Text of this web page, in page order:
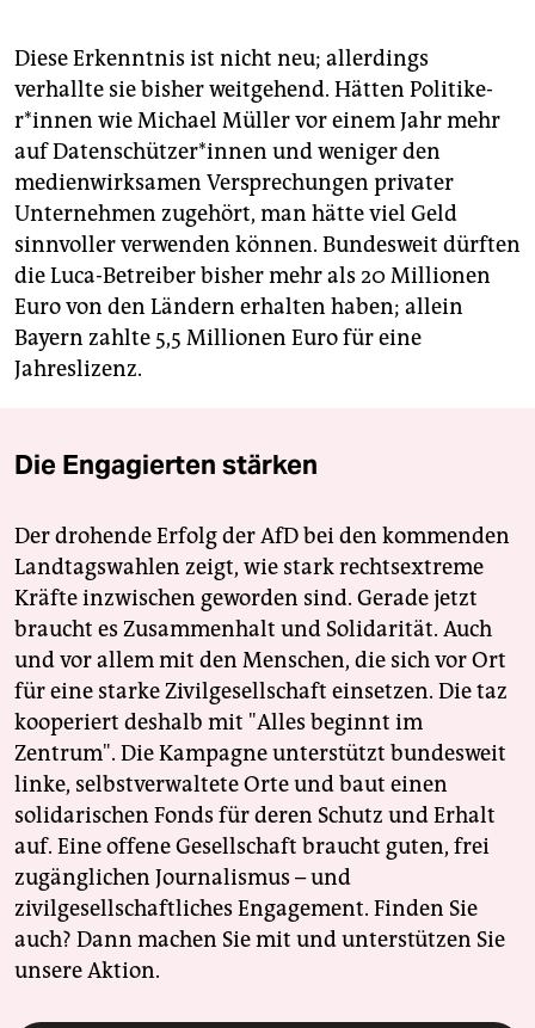
Diese Erkenntnis ist nicht neu; allerdings
verhallte sie bisher weitgehend. Hätten Po­li­ti­ke­
r*in­nen wie Michael Müller vor einem Jahr mehr
auf Da­ten­schüt­ze­r*in­nen und weniger den
medienwirksamen Versprechungen privater
Unternehmen zugehört, man hätte viel Geld
sinnvoller verwenden können. Bundesweit dürften
die Luca-Betreiber bisher mehr als 20 Millionen
Euro von den Ländern erhalten haben; allein
Bayern zahlte 5,5 Millionen Euro für eine
Jahreslizenz.
Die Engagierten stärken
Der drohende Erfolg der AfD bei den kommenden
Landtagswahlen zeigt, wie stark rechtsextreme
Kräfte inzwischen geworden sind. Gerade jetzt
braucht es Zusammenhalt und Solidarität. Auch
und vor allem mit den Menschen, die sich vor Ort
für eine starke Zivilgesellschaft einsetzen. Die taz
kooperiert deshalb mit "Alles beginnt im
Zentrum". Die Kampagne unterstützt bundesweit
linke, selbstverwaltete Orte und baut einen
solidarischen Fonds für deren Schutz und Erhalt
auf. Eine offene Gesellschaft braucht guten, frei
zugänglichen Journalismus – und
zivilgesellschaftliches Engagement. Finden Sie
auch? Dann machen Sie mit und unterstützen Sie
unsere Aktion.